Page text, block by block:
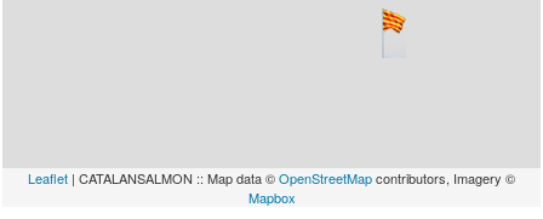
Leaflet | CATALANSALMON :: Map data ©OpenStreetMapcontributors, Imagery ©
Mapbox